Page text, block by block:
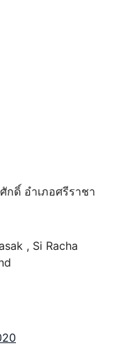
ดิ์ อำเภอศรีราชา
, Si Racha